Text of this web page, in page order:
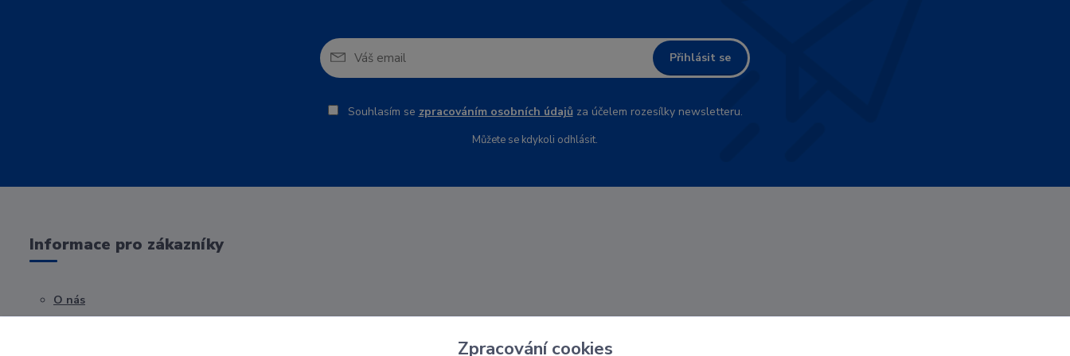
Přihlásit se
Souhlasím se zpracováním osobních údajůza účelem rozesílky newsletteru.
Můžete se kdykoli odhlásit.
Informace pro zákazníky
O nás
Zpracování cookies